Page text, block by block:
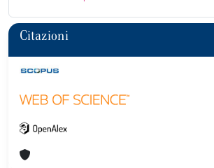
Citazioni